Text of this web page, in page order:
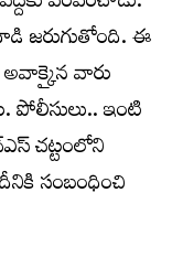
జరుగుతోంది. ఈ
వారు
పోలీసులు.. ఇంటి
చట్టంలోని
సంబంధించి